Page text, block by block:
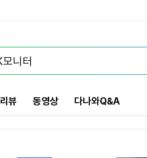
리뷰 동영상 다나와Q&A